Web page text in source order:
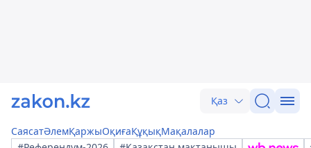
Қаз
СаясатӘлемҚаржыОқиғаҚұқықМақалалар